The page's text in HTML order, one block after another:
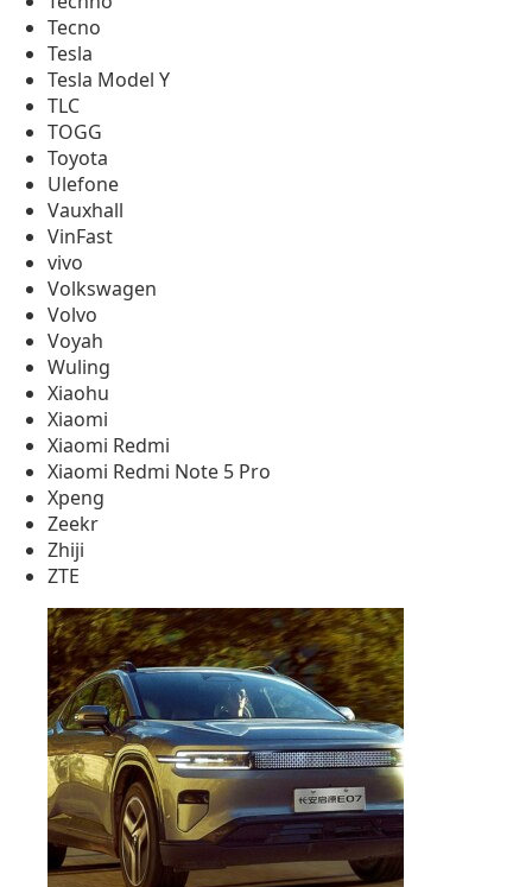
Tecno
Tesla
Tesla Model Y
TLC
TOGG
Toyota
Ulefone
Vauxhall
VinFast
vivo
Volkswagen
Volvo
Voyah
Wuling
Xiaohu
Xiaomi
Xiaomi Redmi
Xiaomi Redmi Note 5 Pro
Xpeng
Zeekr
Zhiji
ZTE